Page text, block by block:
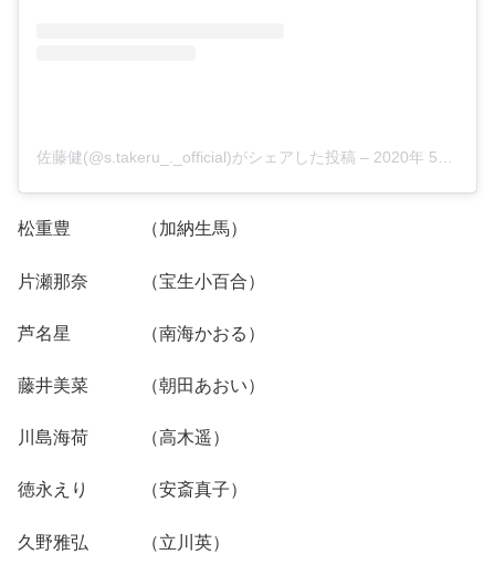
佐藤健(@s.takeru_._official)がシェアした投稿 – 2020年 5月月13日午前4時38分PDT
松重豊 （加納生馬）
片瀬那奈 （宝生小百合）
芦名星 （南海かおる）
藤井美菜 （朝田あおい）
川島海荷 （高木遥）
徳永えり （安斎真子）
久野雅弘 （立川英）